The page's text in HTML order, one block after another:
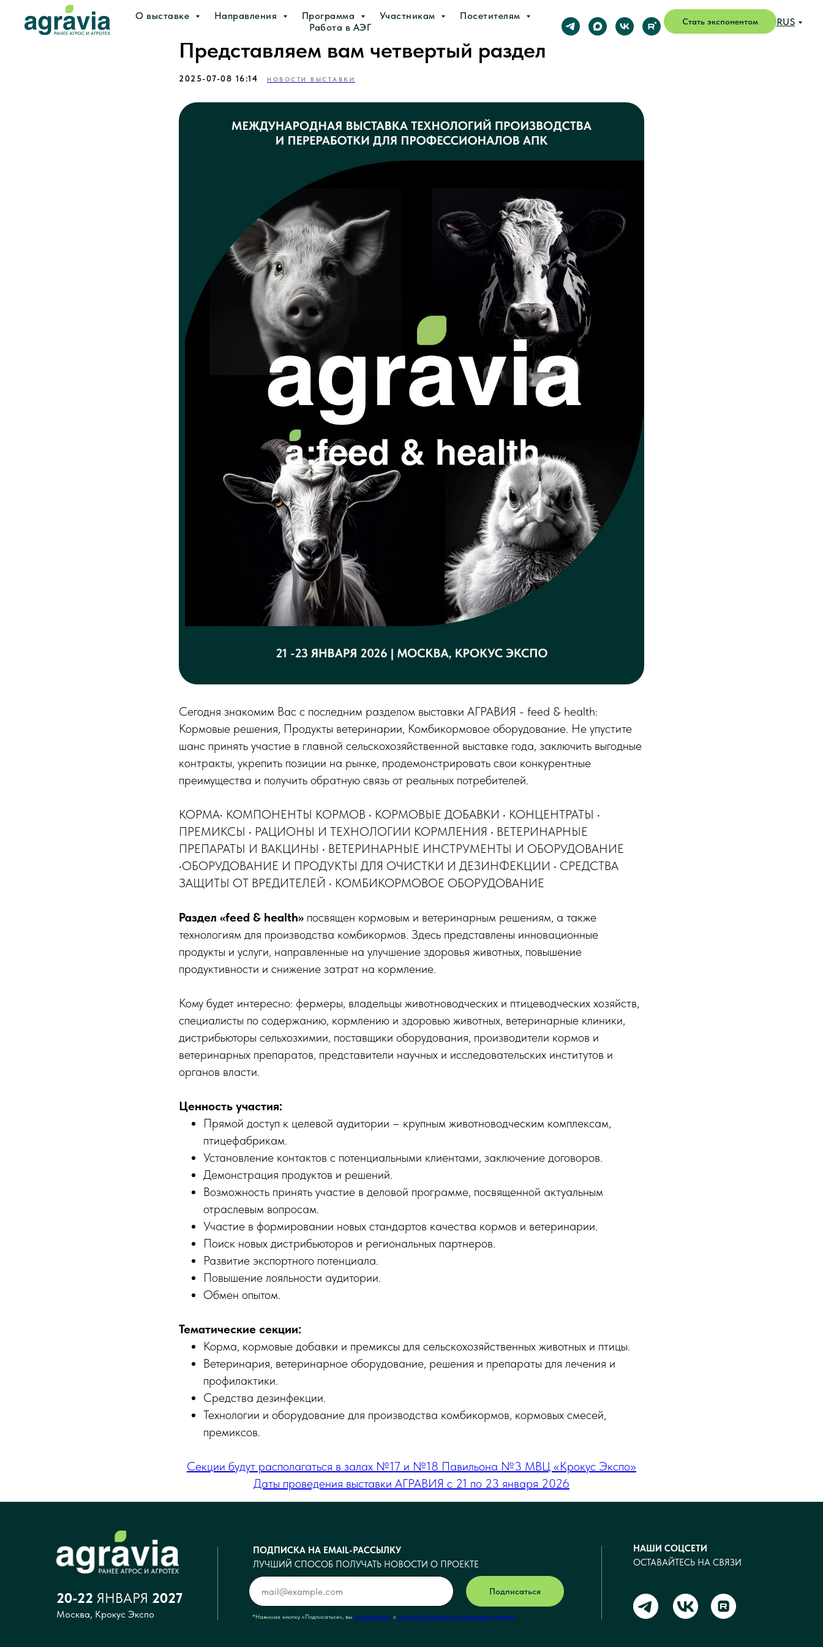
О выставке Направления Программа Участникам
Посетителям
Работа в АЭГ
Стать экспонентом RUS
Представляем вам четвертый раздел
2025-07-08 16:14 НОВОСТИ ВЫСТАВКИ
Сегодня знакомим Вас с последним разделом выставки АГРАВИЯ - feed & health:
Кормовые решения, Продукты ветеринарии, Комбикормовое оборудование. Не упустите
шанс принять участие в главной сельскохозяйственной выставке года, заключить выгодные
контракты, укрепить позиции на рынке, продемонстрировать свои конкурентные
преимущества и получить обратную связь от реальных потребителей.
КОРМА• КОМПОНЕНТЫ КОРМОВ • КОРМОВЫЕ ДОБАВКИ • КОНЦЕНТРАТЫ •
ПРЕМИКСЫ • РАЦИОНЫ И ТЕХНОЛОГИИ КОРМЛЕНИЯ • ВЕТЕРИНАРНЫЕ
ПРЕПАРАТЫ И ВАКЦИНЫ • ВЕТЕРИНАРНЫЕ ИНСТРУМЕНТЫ И ОБОРУДОВАНИЕ
•ОБОРУДОВАНИЕ И ПРОДУКТЫ ДЛЯ ОЧИСТКИ И ДЕЗИНФЕКЦИИ • СРЕДСТВА
ЗАЩИТЫ ОТ ВРЕДИТЕЛЕЙ • КОМБИКОРМОВОЕ ОБОРУДОВАНИЕ
Раздел «feed & health» посвящен кормовым и ветеринарным решениям, а также
технологиям для производства комбикормов. Здесь представлены инновационные
продукты и услуги, направленные на улучшение здоровья животных, повышение
продуктивности и снижение затрат на кормление.
Кому будет интересно: фермеры, владельцы животноводческих и птицеводческих хозяйств,
специалисты по содержанию, кормлению и здоровью животных, ветеринарные клиники,
дистрибьюторы сельхозхимии, поставщики оборудования, производители кормов и
ветеринарных препаратов, представители научных и исследовательских институтов и
органов власти.
Ценность участия:
Прямой доступ к целевой аудитории – крупным животноводческим комплексам,
птицефабрикам.
Установление контактов с потенциальными клиентами, заключение договоров.
Демонстрация продуктов и решений.
Возможность принять участие в деловой программе, посвященной актуальным
отраслевым вопросам.
Участие в формировании новых стандартов качества кормов и ветеринарии.
Поиск новых дистрибьюторов и региональных партнеров.
Развитие экспортного потенциала.
Повышение лояльности аудитории.
Обмен опытом.
Тематические секции:
Корма, кормовые добавки и премиксы для сельскохозяйственных животных и птицы.
Ветеринария, ветеринарное оборудование, решения и препараты для лечения и
профилактики.
Средства дезинфекции.
Технологии и оборудование для производства комбикормов, кормовых смесей,
премиксов.
Секции будут располагаться в залах №17 и №18 Павильона №3 МВЦ «Крокус Экспо»
Даты проведения выставки АГРАВИЯ с 21 по 23 января 2026
20-22 ЯНВАРЯ 2027
Москва, Крокус Экспо
НАШИ СОЦСЕТИ
ОСТАВАЙТЕСЬ НА СВЯЗИ
ПОДПИСКА НА EMAIL-РАССЫЛКУ
ЛУЧШИЙ СПОСОБ ПОЛУЧАТЬ НОВОСТИ О ПРОЕКТЕ
*Нажимая кнопку <<Подписаться>>, вы соглашаетесь с политикой обработки персональных данных
Подписаться